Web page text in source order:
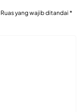
Ruas yang wajib ditandai *